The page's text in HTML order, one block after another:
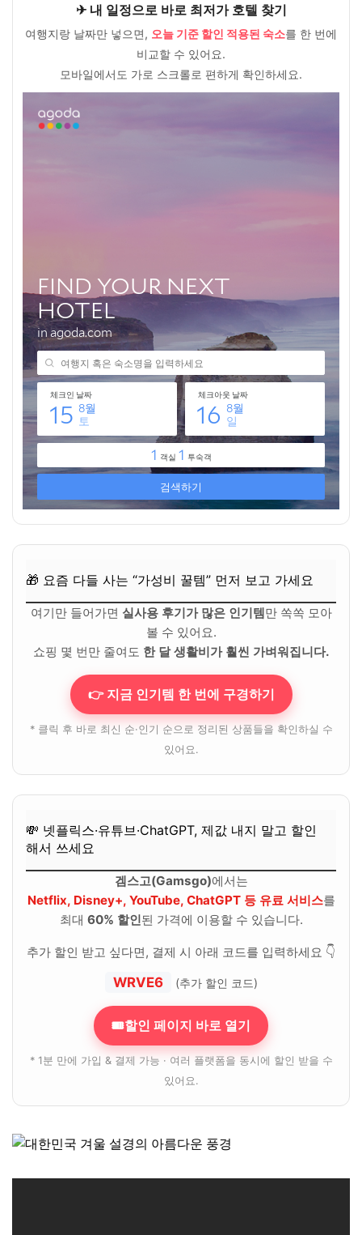
🎁 요즘 다들 사는 “가성비 꿀템” 먼저 보고 가세요
💸 넷플릭스·유튜브·ChatGPT, 제값 내지 말고 할인해서 쓰세
🎁 요즘 다들 사는 “가성비 꿀템” 먼저 보고 가세요
자주 묻는 질문
Q. 설경 사진 찍기 가장 좋은 시간은 언제인가요?
Q. 겨울 산행 시 어떤 복장이 좋을까요?
Q. 스마트폰으로도 인생샷을 찍을 수 있을까요?
🎁 요즘 다들 사는 “가성비 꿀템” 먼저 보고 가세요
💸 넷플릭스·유튜브·ChatGPT, 제값 내지 말고 할인해서 쓰세
하얀 설경, 잊지 못할 추억을 선물하다
🎁 요즘 다들 사는 “가성비 꿀템” 먼저 보고 가세요
요
✈ 내 일정으로 바로 최저가 호텔 찾기
여행지랑 날짜만 넣으면, 오늘 기준 할인 적용된 숙소를 한 번에
비교할 수 있어요.
모바일에서도 가로 스크롤로 편하게 확인하세요.
🎁 요즘 다들 사는 “가성비 꿀템” 먼저 보고 가세요
여기만 들어가면 실사용 후기가 많은 인기템만 쏙쏙 모아
볼 수 있어요.
쇼핑 몇 번만 줄여도 한 달 생활비가 훨씬 가벼워집니다.
👉 지금 인기템 한 번에 구경하기
* 클릭 후 바로 최신 순·인기 순으로 정리된 상품들을 확인하실 수
있어요.
💸 넷플릭스·유튜브·ChatGPT, 제값 내지 말고 할인
해서 쓰세요
겜스고(Gamsgo)에서는
Netflix, Disney+, YouTube, ChatGPT 등 유료 서비스를
최대 60% 할인된 가격에 이용할 수 있습니다.
추가 할인 받고 싶다면, 결제 시 아래 코드를 입력하세요 👇
WRVE6 (추가 할인 코드)
🎟할인 페이지 바로 열기
* 1분 만에 가입 & 결제 가능 · 여러 플랫폼을 동시에 할인 받을 수
있어요.